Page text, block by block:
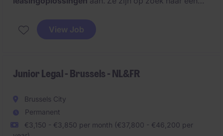
View Job
Junior Legal - Brussels - NL&FR
Brussels City
Permanent
€3,150 - €3,850 per month (€37,800 - €46,200 per